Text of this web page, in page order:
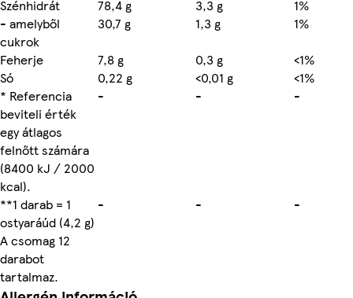
Szénhidrát
78,4 g 3,3 g
1%
- amelyből
cukrok
30,7 g 1,3 g
1%
Feherje
7,8 g 0,3 g
<1%
Só
0,22 g <0,01 g
<1%
* Referencia
beviteli érték
egy átlagos
felnőtt számára
(8400 kJ / 2000
kcal).
- - -
**1 darab = 1
ostyaráúd (4,2 g)
A csomag 12
darabot
tartalmaz.
- - -